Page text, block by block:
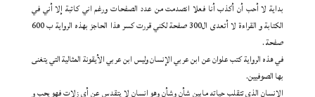
بداية لا أحب أن أكذب أنا فعلا انصدمت من عدد الصفحات ورغم اني كاتبة إلا أني في
الكتابة و القراءة لا أتعدى ال300 صفحة لكني قررت كسر هذا الحاجز بهذه الرواية ب 600
صفحة .
في هذه الرواية كتب علوان عن ابن عربي الإنسان وليس ابن عربي الأيقونة المثالية التي يتغنى
بها الصوفيين.
الإنسان الذي تتقلب حياته مابين شأن وشأن وهو إنسان لا يتقدس عن أي زلات فهو يحب و